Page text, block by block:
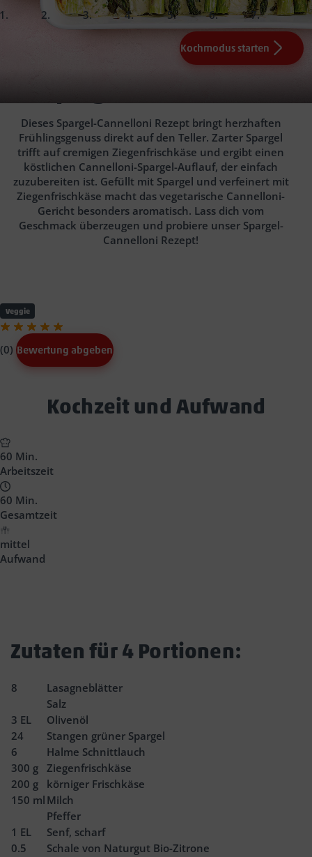
slide
slide
2.
slide
3.
slide
4.
slide
5.
slide
Fertig!
Kochmodus starten
200 °C Ober-/Unterhitze
Olivenöl
6 Halme Schnittlauch
24 Stängel grünen Spargel
200g körniger Frischkäse
Zitrone
2 TL Kapern
Spargel-Cannelloni
Dieses Spargel-Cannelloni Rezept bringt herzhaften
Frühlingsgenuss direkt auf den Teller. Zarter Spargel
trifft auf cremigen Ziegenfrischkäse und ergibt einen
köstlichen Cannelloni-Spargel-Auflauf, der einfach
zuzubereiten ist. Gefüllt mit Spargel und verfeinert mit
Ziegenfrischkäse macht das vegetarische Cannelloni-
Gericht besonders aromatisch. Lass dich vom
Geschmack überzeugen und probiere unser Spargel-
Cannelloni Rezept!
Veggie
(0) Bewertung abgeben
Text
Headline
Kochzeit und Aufwand
60 Min.
Arbeitszeit
60 Min.
Gesamtzeit
mittel
Aufwand
Zutaten für 4 Portionen:
8
Lasagneblätter
Salz
3 EL
Olivenöl
24
Stangen grüner Spargel
6
Halme Schnittlauch
300 g
Ziegenfrischkäse
200 g
körniger Frischkäse
150 ml Milch
Pfeffer
1 EL
Senf, scharf
0.5
Schale von Naturgut Bio-Zitrone